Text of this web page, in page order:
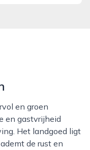
en gastvrijheid
Het landgoed ligt
de rust en